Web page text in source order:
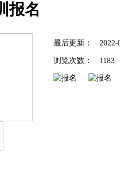
报名
最后更新： 2022-
浏览次数： 1183